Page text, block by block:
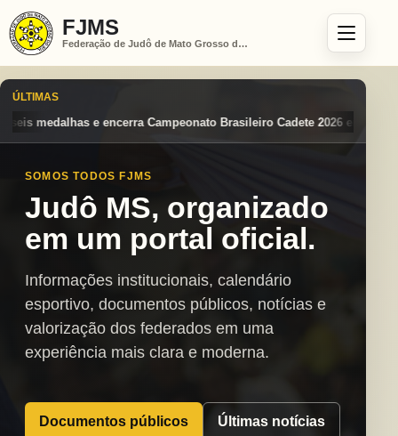
FJMS
Federação de Judô de Mato Grosso do Sul
ÚLTIMAS
Brasileiro Cadete 2026 entre os destaques nacionais Mato
SOMOS TODOS FJMS
Judô MS, organizado
em um portal oficial.
Informações institucionais, calendário
esportivo, documentos públicos, notícias e
valorização dos federados em uma
experiência mais clara e moderna.
Documentos públicos Últimas notícias